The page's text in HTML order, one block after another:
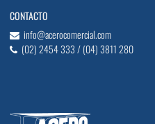
CONTACTO
info@acerocomercial.com
(02) 2454 333 / (04) 3811 280